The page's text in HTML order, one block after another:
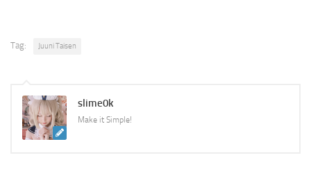
Tag: Juuni Taisen
slime0k
Make it Simple!